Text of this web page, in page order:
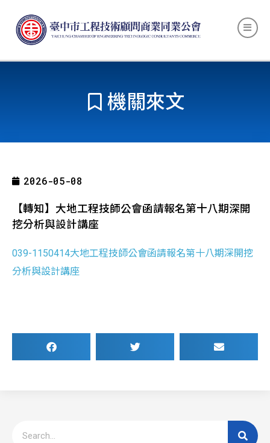
機關來文
2026-05-08
【轉知】大地工程技師公會函請報名第十八期深開
挖分析與設計講座
039-1150414大地工程技師公會函請報名第十八期深開挖
分析與設計講座